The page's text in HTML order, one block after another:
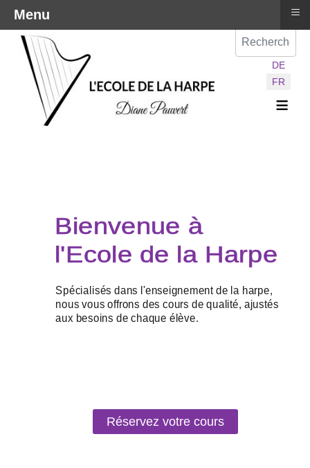
Sélectionnez
DE
FR
≡
Réservez votre cours
Menu ≡